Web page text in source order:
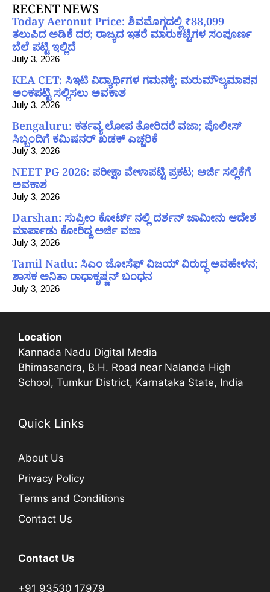
RECENT NEWS
Today Aeronut Price: ಶಿವಮೊಗ್ಗದಲ್ಲಿ ₹88,099
ತಲುಪಿದ ಅಡಿಕೆ ದರ; ರಾಜ್ಯದ ಇತರೆ ಮಾರುಕಟ್ಟೆಗಳ ಸಂಪೂರ್ಣ
ಬೆಲೆ ಪಟ್ಟಿ ಇಲ್ಲಿದೆ
July 3, 2026
KEA CET: ಸಿಇಟಿ ವಿದ್ಯಾರ್ಥಿಗಳ ಗಮನಕ್ಕೆ; ಮರುಮೌಲ್ಯಮಾಪನ
ಅಂಕಪಟ್ಟಿ ಸಲ್ಲಿಸಲು ಅವಕಾಶ
July 3, 2026
Bengaluru: ಕರ್ತವ್ಯ ಲೋಪ ತೋರಿದರೆ ವಜಾ; ಪೊಲೀಸ್
ಸಿಬ್ಬಂದಿಗೆ ಕಮಿಷನರ್ ಖಡಕ್ ಎಚ್ಚರಿಕೆ
July 3, 2026
NEET PG 2026: ಪರೀಕ್ಷಾ ವೇಳಾಪಟ್ಟಿ ಪ್ರಕಟ; ಅರ್ಜಿ ಸಲ್ಲಿಕೆಗೆ
ಅವಕಾಶ
July 3, 2026
Darshan: ಸುಪ್ರೀಂ ಕೋರ್ಟ್ ನಲ್ಲಿ ದರ್ಶನ್ ಜಾಮೀನು ಆದೇಶ
ಮಾರ್ಪಾಡು ಕೋರಿದ್ದ ಅರ್ಜಿ ವಜಾ
July 3, 2026
Tamil Nadu: ಸಿಎಂ ಜೋಸೆಫ್ ವಿಜಯ್ ವಿರುದ್ಧ ಅವಹೇಳನ;
ಶಾಸಕ ಅನಿತಾ ರಾಧಾಕೃಷ್ಣನ್ ಬಂಧನ
July 3, 2026
Location
Kannada Nadu Digital Media
Bhimasandra, B.H. Road near Nalanda High
School, Tumkur District, Karnataka State, India
Quick Links
About Us
Privacy Policy
Terms and Conditions
Contact Us
Contact Us
+91 93530 17979